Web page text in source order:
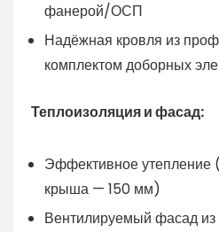
фанерой/ОСП
Надёжная кровля из
комплектом доборных
Теплоизоляция и фасад:
Эффективное
крыша — 150 мм)
Вентилируемый фасад из